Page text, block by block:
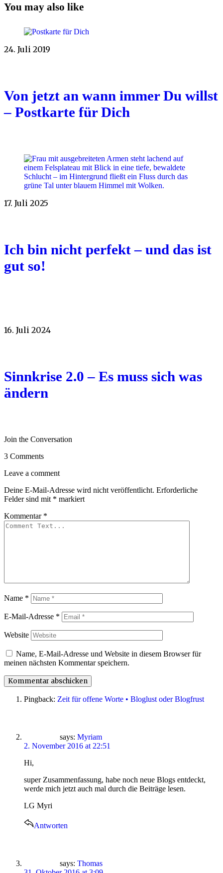
You may also like
24. Juli 2019
Von jetzt an wann immer Du willst
– Postkarte für Dich
17. Juli 2025
Ich bin nicht perfekt – und das ist
gut so!
16. Juli 2024
Sinnkrise 2.0 – Es muss sich was
ändern
Join the Conversation
3 Comments
Leave a comment
Deine E-Mail-Adresse wird nicht veröffentlicht. Erforderliche
Felder sind mit * markiert
Kommentar *
Name *
E-Mail-Adresse *
Website
Name, E-Mail-Adresse und Website in diesem Browser für
meinen nächsten Kommentar speichern.
Pingback: Zeit für offene Worte • Bloglust oder Blogfrust
says: Myriam
2. November 2016 at 22:51
Hi,
super Zusammenfassung, habe noch neue Blogs entdeckt,
werde mich jetzt auch mal durch die Beiträge lesen.
LG Myri
Antworten
says: Thomas